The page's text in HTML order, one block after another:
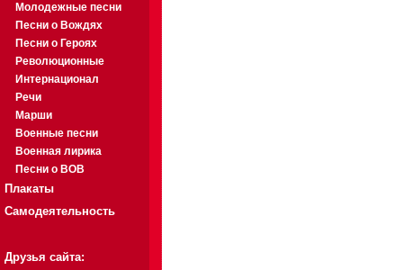
Молодежные песни
Песни о Вождях
Песни о Героях
Революционные
Интернационал
Речи
Марши
Военные песни
Военная лирика
Песни о ВОВ
Плакаты
Самодеятельность
Друзья сайта: